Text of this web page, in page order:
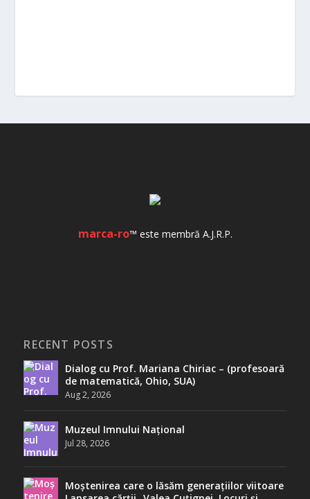
marca-ro™ este membră A.J.R.P.
RECENT POSTS
Dialog cu Prof. Mariana Chiriac – (profesoară
de matematică, Ohio, SUA)
Aug 2, 2026
Muzeul Imnului Național
Jul 28, 2026
Moștenirea care o lăsăm generațiilor viitoare